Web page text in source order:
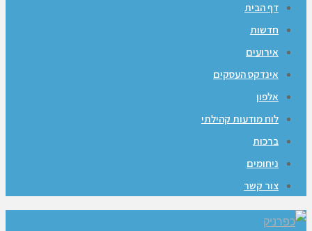
דף הבית
חדשות
אירועים
אינדקס העסקים
אלפון
לוח מודעות קהילתי
ברכות
ניחומים
צור קשר